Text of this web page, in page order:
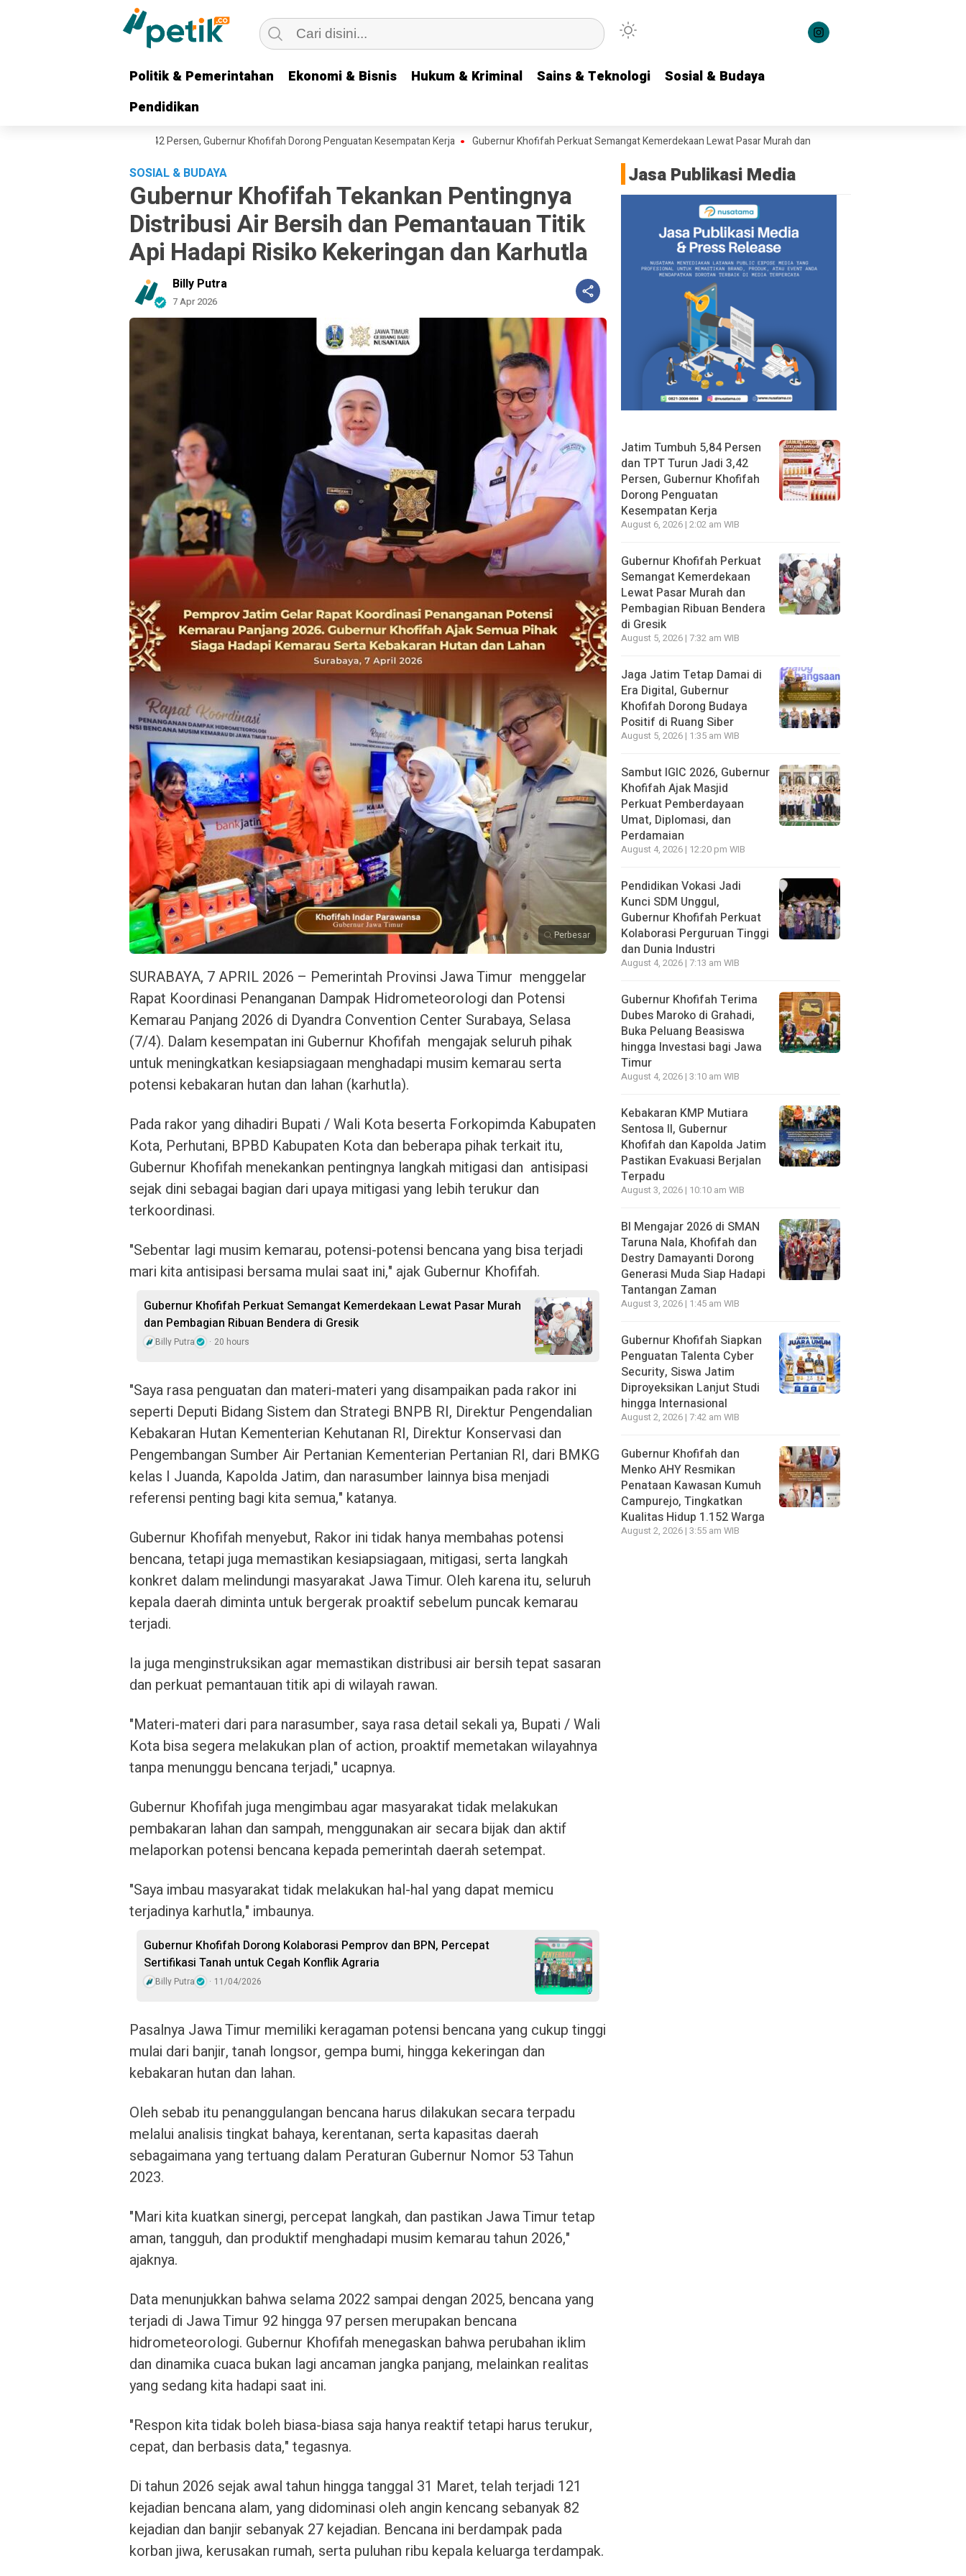
Politik & Pemerintahan Ekonomi & Bisnis Hukum & Kriminal Sains & Teknologi
Sosial & Budaya
Pendidikan
Politik & Pemerintahan Ekonomi & Bisnis Hukum & Kriminal Sains & Teknologi
Sosial & Budaya
Pendidikan
TPT Turun Jadi 3,42 Persen, Gubernur Khofifah Dorong Penguatan Kesempatan Kerja Gubernur Khofifah Perkuat Semangat Kemerdekaan Lewat Pasar Murah dan Pembagian Ribuan Bendera di Gresik
SOSIAL & BUDAYA
Gubernur Khofifah Tekankan Pentingnya
Distribusi Air Bersih dan Pemantauan Titik
Api Hadapi Risiko Kekeringan dan Karhutla
Billy Putra
7 Apr 2026
Perbesar
SURABAYA, 7 APRIL 2026 – Pemerintah Provinsi Jawa Timur menggelar
Rapat Koordinasi Penanganan Dampak Hidrometeorologi dan Potensi
Kemarau Panjang 2026 di Dyandra Convention Center Surabaya, Selasa
(7/4). Dalam kesempatan ini Gubernur Khofifah mengajak seluruh pihak
untuk meningkatkan kesiapsiagaan menghadapi musim kemarau serta
potensi kebakaran hutan dan lahan (karhutla).
Pada rakor yang dihadiri Bupati / Wali Kota beserta Forkopimda Kabupaten
Kota, Perhutani, BPBD Kabupaten Kota dan beberapa pihak terkait itu,
Gubernur Khofifah menekankan pentingnya langkah mitigasi dan antisipasi
sejak dini sebagai bagian dari upaya mitigasi yang lebih terukur dan
terkoordinasi.
"Sebentar lagi musim kemarau, potensi-potensi bencana yang bisa terjadi
mari kita antisipasi bersama mulai saat ini," ajak Gubernur Khofifah.
Gubernur Khofifah Perkuat Semangat Kemerdekaan Lewat Pasar Murah
dan Pembagian Ribuan Bendera di Gresik
Billy Putra 20 hours
"Saya rasa penguatan dan materi-materi yang disampaikan pada rakor ini
seperti Deputi Bidang Sistem dan Strategi BNPB RI, Direktur Pengendalian
Kebakaran Hutan Kementerian Kehutanan RI, Direktur Konservasi dan
Pengembangan Sumber Air Pertanian Kementerian Pertanian RI, dari BMKG
kelas I Juanda, Kapolda Jatim, dan narasumber lainnya bisa menjadi
referensi penting bagi kita semua," katanya.
Gubernur Khofifah menyebut, Rakor ini tidak hanya membahas potensi
bencana, tetapi juga memastikan kesiapsiagaan, mitigasi, serta langkah
konkret dalam melindungi masyarakat Jawa Timur. Oleh karena itu, seluruh
kepala daerah diminta untuk bergerak proaktif sebelum puncak kemarau
terjadi.
Ia juga menginstruksikan agar memastikan distribusi air bersih tepat sasaran
dan perkuat pemantauan titik api di wilayah rawan.
"Materi-materi dari para narasumber, saya rasa detail sekali ya, Bupati / Wali
Kota bisa segera melakukan plan of action, proaktif memetakan wilayahnya
tanpa menunggu bencana terjadi," ucapnya.
Gubernur Khofifah juga mengimbau agar masyarakat tidak melakukan
pembakaran lahan dan sampah, menggunakan air secara bijak dan aktif
melaporkan potensi bencana kepada pemerintah daerah setempat.
"Saya imbau masyarakat tidak melakukan hal-hal yang dapat memicu
terjadinya karhutla," imbaunya.
Gubernur Khofifah Dorong Kolaborasi Pemprov dan BPN, Percepat
Sertifikasi Tanah untuk Cegah Konflik Agraria
Billy Putra 11/04/2026
Pasalnya Jawa Timur memiliki keragaman potensi bencana yang cukup tinggi
mulai dari banjir, tanah longsor, gempa bumi, hingga kekeringan dan
kebakaran hutan dan lahan.
Oleh sebab itu penanggulangan bencana harus dilakukan secara terpadu
melalui analisis tingkat bahaya, kerentanan, serta kapasitas daerah
sebagaimana yang tertuang dalam Peraturan Gubernur Nomor 53 Tahun
2023.
"Mari kita kuatkan sinergi, percepat langkah, dan pastikan Jawa Timur tetap
aman, tangguh, dan produktif menghadapi musim kemarau tahun 2026,"
ajaknya.
Data menunjukkan bahwa selama 2022 sampai dengan 2025, bencana yang
terjadi di Jawa Timur 92 hingga 97 persen merupakan bencana
hidrometeorologi. Gubernur Khofifah menegaskan bahwa perubahan iklim
dan dinamika cuaca bukan lagi ancaman jangka panjang, melainkan realitas
yang sedang kita hadapi saat ini.
"Respon kita tidak boleh biasa-biasa saja hanya reaktif tetapi harus terukur,
cepat, dan berbasis data," tegasnya.
Di tahun 2026 sejak awal tahun hingga tanggal 31 Maret, telah terjadi 121
kejadian bencana alam, yang didominasi oleh angin kencang sebanyak 82
kejadian dan banjir sebanyak 27 kejadian. Bencana ini berdampak pada
korban jiwa, kerusakan rumah, serta puluhan ribu kepala keluarga terdampak.
Jasa Publikasi Media
Jatim Tumbuh 5,84 Persen
dan TPT Turun Jadi 3,42
Persen, Gubernur Khofifah
Dorong Penguatan
Kesempatan Kerja
August 6, 2026 | 2:02 am WIB
Gubernur Khofifah Perkuat
Semangat Kemerdekaan
Lewat Pasar Murah dan
Pembagian Ribuan Bendera
di Gresik
August 5, 2026 | 7:32 am WIB
Jaga Jatim Tetap Damai di
Era Digital, Gubernur
Khofifah Dorong Budaya
Positif di Ruang Siber
August 5, 2026 | 1:35 am WIB
Sambut IGIC 2026, Gubernur
Khofifah Ajak Masjid
Perkuat Pemberdayaan
Umat, Diplomasi, dan
Perdamaian
August 4, 2026 | 12:20 pm WIB
Pendidikan Vokasi Jadi
Kunci SDM Unggul,
Gubernur Khofifah Perkuat
Kolaborasi Perguruan Tinggi
dan Dunia Industri
August 4, 2026 | 7:13 am WIB
Gubernur Khofifah Terima
Dubes Maroko di Grahadi,
Buka Peluang Beasiswa
hingga Investasi bagi Jawa
Timur
August 4, 2026 | 3:10 am WIB
Kebakaran KMP Mutiara
Sentosa II, Gubernur
Khofifah dan Kapolda Jatim
Pastikan Evakuasi Berjalan
Terpadu
August 3, 2026 | 10:10 am WIB
BI Mengajar 2026 di SMAN
Taruna Nala, Khofifah dan
Destry Damayanti Dorong
Generasi Muda Siap Hadapi
Tantangan Zaman
August 3, 2026 | 1:45 am WIB
Gubernur Khofifah Siapkan
Penguatan Talenta Cyber
Security, Siswa Jatim
Diproyeksikan Lanjut Studi
hingga Internasional
August 2, 2026 | 7:42 am WIB
Gubernur Khofifah dan
Menko AHY Resmikan
Penataan Kawasan Kumuh
Campurejo, Tingkatkan
Kualitas Hidup 1.152 Warga
August 2, 2026 | 3:55 am WIB